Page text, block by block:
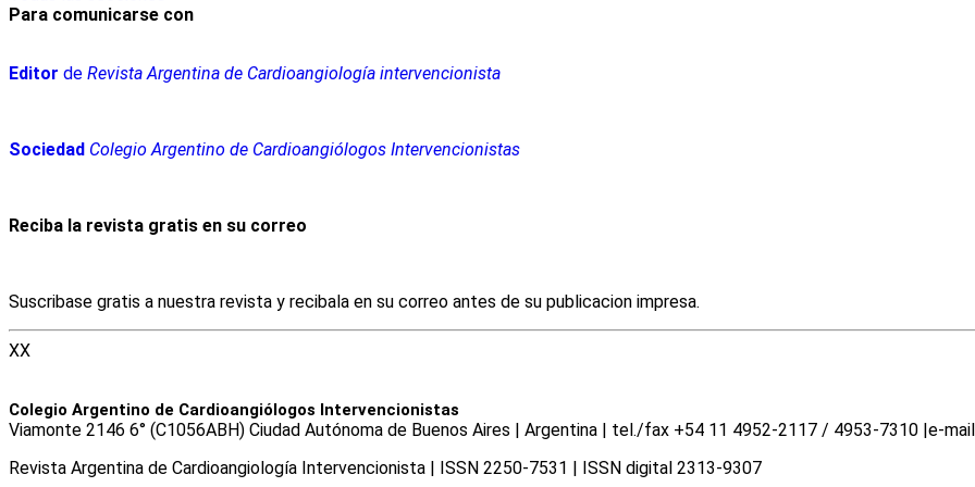
Para comunicarse con
Editor de Revista Argentina de Cardioangiología intervencionista
Sociedad Colegio Argentino de Cardioangiólogos Intervencionistas
Reciba la revista gratis en su correo
Suscribase gratis a nuestra revista y recibala en su correo antes de su publicacion impresa.
XX
Colegio Argentino de Cardioangiólogos Intervencionistas
Viamonte 2146 6° (C1056ABH) Ciudad Autónoma de Buenos Aires | Argentina | tel./fax +54 11 4952-2117 / 4953-7310 |e-
Revista Argentina de Cardioangiologí­a Intervencionista | ISSN 2250-7531 | ISSN digital 2313-9307